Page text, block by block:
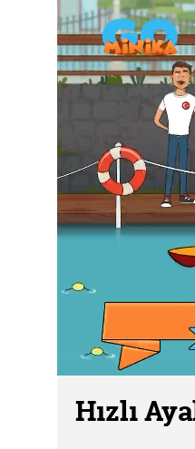
Hızlı